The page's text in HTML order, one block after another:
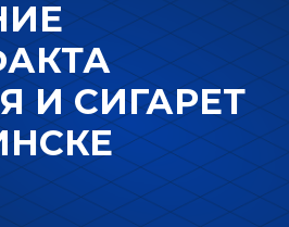
И СИГАРЕТ